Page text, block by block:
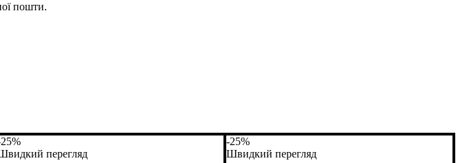
пошти.
перегляд
-25%
Швидкий перегляд